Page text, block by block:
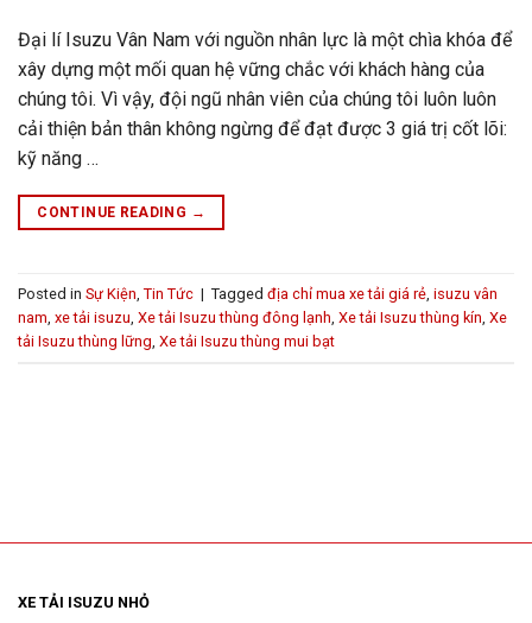
Đại lí Isuzu Vân Nam với nguồn nhân lực là một chìa khóa để
xây dựng một mối quan hệ vững chắc với khách hàng của
chúng tôi. Vì vậy, đội ngũ nhân viên của chúng tôi luôn luôn
cải thiện bản thân không ngừng để đạt được 3 giá trị cốt lõi:
kỹ năng …
CONTINUE READING →
Posted in Sự Kiện Tin Tức | Tagged địa chỉ mua xe tải giá rẻ isuzu vân
nam xe tải isuzu Xe tải Isuzu thùng đông lạnh Xe tải Isuzu thùng kín Xe
tải Isuzu thùng lững Xe tải Isuzu thùng mui bạt
XE TẢI ISUZU NHỎ